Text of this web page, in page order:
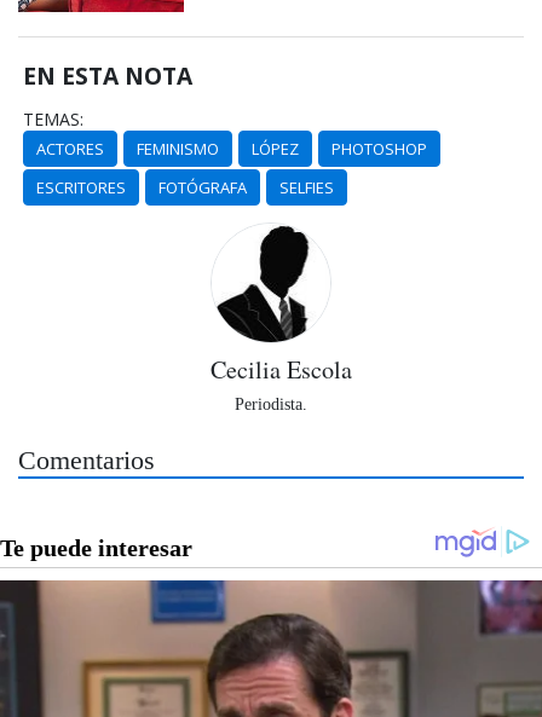
EN ESTA NOTA
TEMAS:
ACTORES FEMINISMO LÓPEZ
PHOTOSHOP
ESCRITORES
FOTÓGRAFA SELFIES
Cecilia Escola
Periodista.
Comentarios